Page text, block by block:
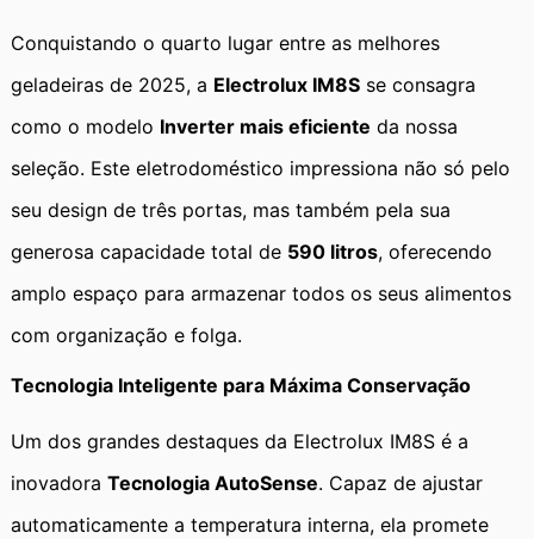
Conquistando o quarto lugar entre as melhores
geladeiras de 2025, a Electrolux IM8S se consagra
como o modelo Inverter mais eficiente da nossa
seleção. Este eletrodoméstico impressiona não só pelo
seu design de três portas, mas também pela sua
generosa capacidade total de 590 litros, oferecendo
amplo espaço para armazenar todos os seus alimentos
com organização e folga.
Tecnologia Inteligente para Máxima Conservação
Um dos grandes destaques da Electrolux IM8S é a
inovadora Tecnologia AutoSense. Capaz de ajustar
automaticamente a temperatura interna, ela promete